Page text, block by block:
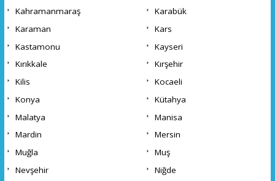
Kahramanmaraş
Karabük
Karaman
Kars
Kastamonu
Kayseri
Kırıkkale
Kırşehir
Kilis
Kocaeli
Konya
Kütahya
Malatya
Manisa
Mardin
Mersin
Muğla
Muş
Nevşehir
Niğde